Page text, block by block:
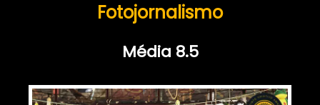
Fotojornalismo
Média 8.5